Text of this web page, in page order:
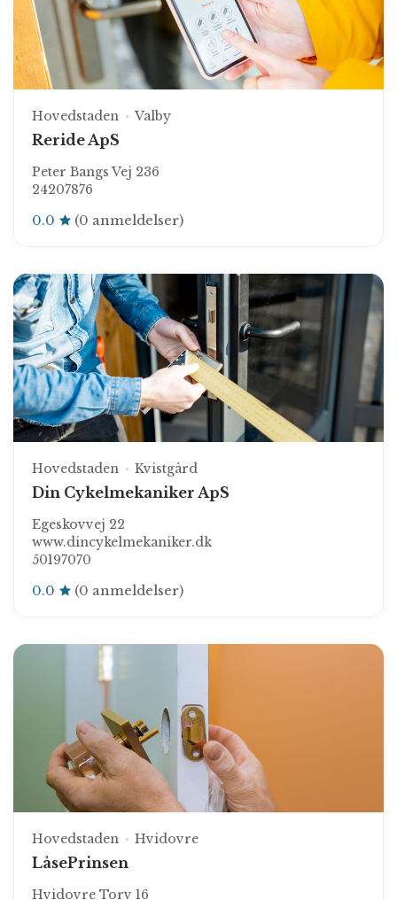
Hovedstaden Valby
Reride ApS
Peter Bangs Vej 236
24207876
0.0 (0 anmeldelser)
Hovedstaden Kvistgård
Din Cykelmekaniker ApS
Egeskovvej 22
www.dincykelmekaniker.dk
50197070
0.0 (0 anmeldelser)
Hovedstaden Hvidovre
LåsePrinsen
Hvidovre Torv 16